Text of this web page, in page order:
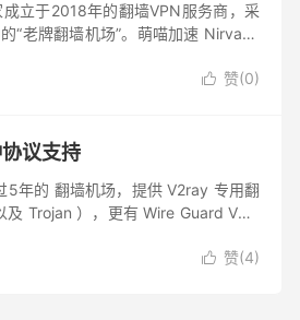
立于2018年的翻墙VPN服务商，采
“老牌翻墙机场”。萌喵加速 Nirvana
 赞(0)
议支持
5年的 翻墙机场，提供 V2ray 专用翻
Trojan ），更有 Wire Guard VPN
 赞(4)